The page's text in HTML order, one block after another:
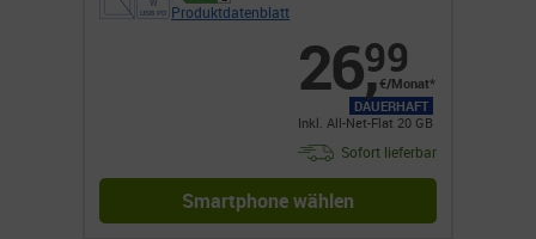
Produktdatenblatt
26,
99
€/Monat*
DAUERHAFT
Inkl. All-Net-Flat 20 GB
Sofort lieferbar
Smartphone wählen